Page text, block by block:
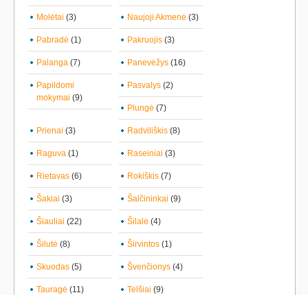
Molėtai (3) Naujoji Akmenė (3)
Pabradė (1) Pakruojis (3)
Palanga (7) Panevėžys (16)
Papildomi
mokymai (9)
Pasvalys (2)
Plungė (7)
Prienai (3) Radviliškis (8)
Raguva (1) Raseiniai (3)
Rietavas (6) Rokiškis (7)
Šakiai (3) Šalčininkai (9)
Šiauliai (22) Šilalė (4)
Šilutė (8) Širvintos (1)
Skuodas (5) Švenčionys (4)
Tauragė (11) Telšiai (9)